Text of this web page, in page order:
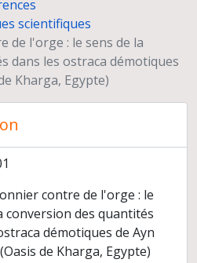
poissons (?) : circulations de produits entre le bassin sud de l’Oasis de Kharga et la vallée du Nil à l’époque perse"
de l'Association des Professeurs d'histoire- géographie
et publication des actes
colloques et à des séminaires
et d'expertise
partenariat
scientifiques
de l'orge : le sens de la
dans les ostraca démotiques
Kharga, Egypte)
contre de l'orge : le
conversion des quantités
démotiques de Ayn
de Kharga, Egypte)